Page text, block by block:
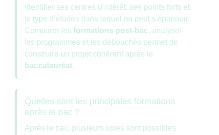
identifier ses centres d’intérêt, ses points forts et
le type d’études dans lequel on peut s’épanouir.
Comparer les formations post-bac, analyser
les programmes et les débouchés permet de
construire un projet cohérent après le
baccalauréat.
Quelles sont les principales formations
après le bac ?
Après le bac, plusieurs voies sont possibles :